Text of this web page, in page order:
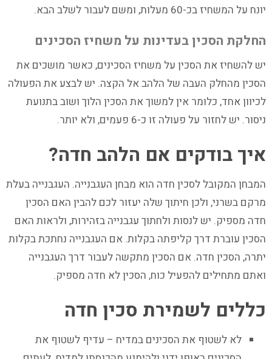
יונח על המשחיז בכ-60 מעלות, ומשם לעבור לשלב הבא.
החלקת הסכין בעדינות על משחיז הסכינים
יש להשחיז את הסכין על משחיז הסכינים, כאשר מושכים את
הסכין מהחלק העבה של הלהב אל הקצה. יש לבצע את הפעולה
לכיוון אחד, כלומר אין למשוך את הסכין הלוך ושוב בתנועת
ניסור. יש לחזור על פעולה זו כ-6 פעמים, ולא יותר.
איך בודקים אם הלהב חדה?
המבחן המקובל לסכין חדה הוא מבחן העגבנייה. העגבנייה בעלת
מרקם בשרני, ולכן חיתוך שלה יעזור לכם להבין האם הסכין
חדה מספיק. יש לנסות ולחתוך עגבנייה בזהירות, ולראות האם
הסכין עוברת דרך קליפתה בקלות. אם העגבנייה נחתכת בקלות
יתרה, הסכין חדה. אם הסכין מתקשה לעבור דרך העגבנייה
ואתם מתחילים להפעיל כוח, הסכין לא חדה מספיק.
כללים לשמירת סכין חדה
לא לשטוף את הסכינים במדיח – עדיף לשטוף את